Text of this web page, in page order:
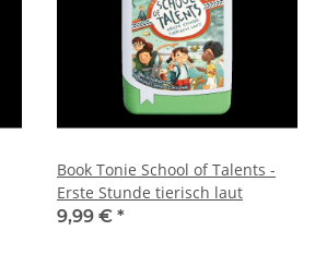
Book Tonie School of Talents -
Erste Stunde tierisch laut
9,99 € *